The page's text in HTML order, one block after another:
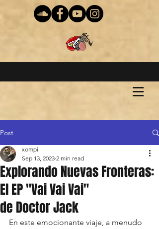
Post
Explorando Nuevas Fronteras:
El EP "Vai Vai Vai"
de Doctor Jack
xompi
Sep 13, 2023 2 min read
En este emocionante viaje, a menudo